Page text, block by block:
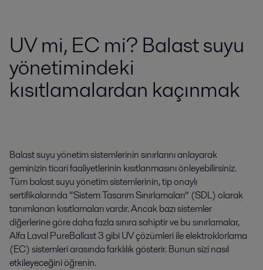
UV mi, EC mi? Balast suyu
yönetimindeki
kısıtlamalardan kaçınmak
Balast suyu yönetim sistemlerinin sınırlarını anlayarak
geminizin ticari faaliyetlerinin kısıtlanmasını önleyebilirsiniz.
Tüm balast suyu yönetim sistemlerinin, tip onaylı
sertifikalarında “Sistem Tasarım Sınırlamaları” (SDL) olarak
tanımlanan kısıtlamaları vardır. Ancak bazı sistemler
diğerlerine göre daha fazla sınıra sahiptir ve bu sınırlamalar,
Alfa Laval PureBallast 3 gibi UV çözümleri ile elektroklorlama
(EC) sistemleri arasında farklılık gösterir. Bunun sizi nasıl
etkileyeceğini öğrenin.